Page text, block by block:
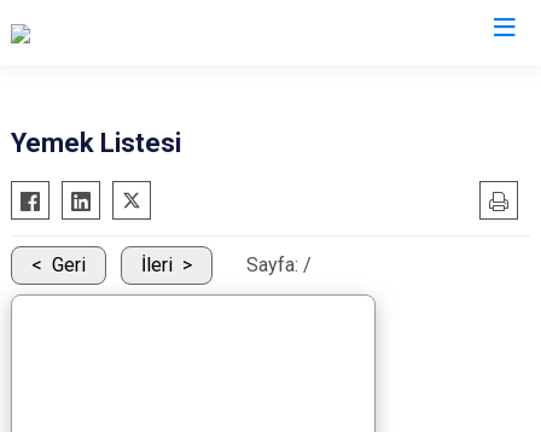
Yemek Listesi
Geri İleri Sayfa: /